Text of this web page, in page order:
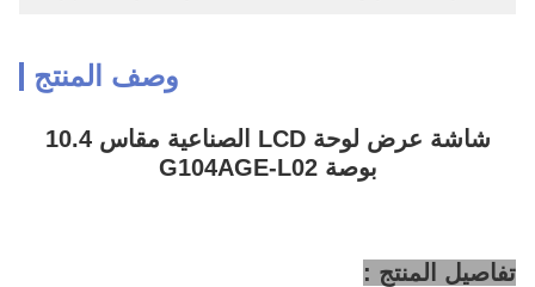
وصف المنتج
شاشة عرض لوحة LCD الصناعية مقاس 10.4
بوصة G104AGE-L02
تفاصيل المنتج :